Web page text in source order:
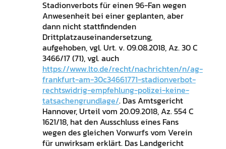
Stadionverbots für einen 96-Fan wegen
Anwesenheit bei einer geplanten, aber
dann nicht stattfindenden
Drittplatzauseinandersetzung,
aufgehoben, vgl. Urt. v. 09.08.2018, Az. 30 C
3466/17 (71), vgl. auch
https://www.lto.de/recht/nachrichten/n/ag-
frankfurt-am-30c34661771-stadionverbot-
rechtswidrig-empfehlung-polizei-keine-
tatsachengrundlage/. Das Amtsgericht
Hannover, Urteil vom 20.09.2018, Az. 554 C
1621/18, hat den Ausschluss eines Fans
wegen des gleichen Vorwurfs vom Verein
für unwirksam erklärt. Das Landgericht